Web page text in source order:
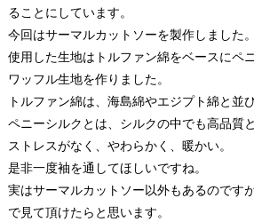
ることにしています。
今回はサーマルカットソーを製作しました。
使用した生地はトルファン綿をベースにペ
ワッフル生地を作りました。
トルファン綿は、海島綿やエジプト綿と並
ペニーシルクとは、シルクの中でも高品質
ストレスがなく、やわらかく、暖かい。
是非一度袖を通してほしいですね。
実はサーマルカットソー以外もあるのです
で見て頂けたらと思います。